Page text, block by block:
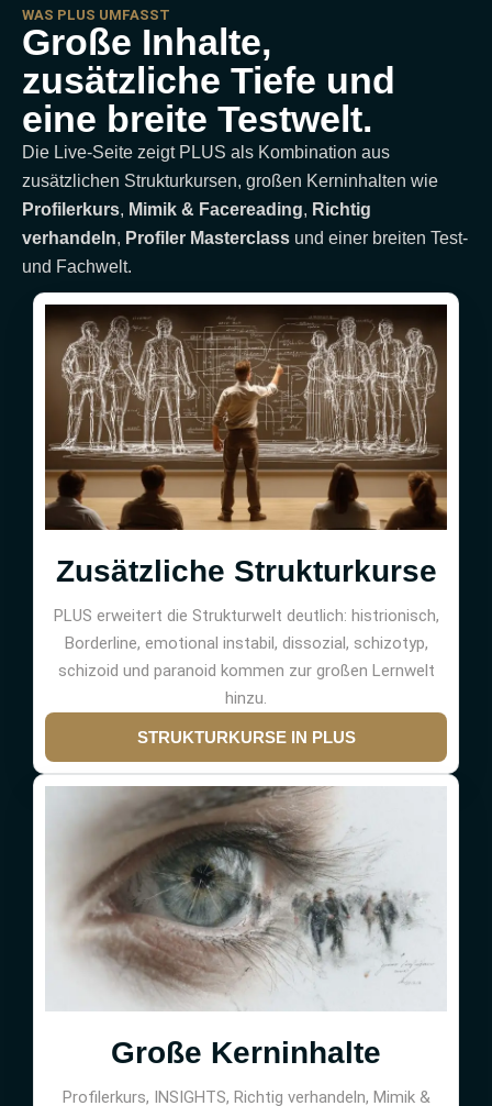
WAS PLUS UMFASST
Große Inhalte,
zusätzliche Tiefe und
eine breite Testwelt.
Die Live-Seite zeigt PLUS als Kombination aus
zusätzlichen Strukturkursen, großen Kerninhalten wie
Profilerkurs, Mimik & Facereading, Richtig
verhandeln, Profiler Masterclass und einer breiten Test-
und Fachwelt.
Zusätzliche Strukturkurse
PLUS erweitert die Strukturwelt deutlich: histrionisch,
Borderline, emotional instabil, dissozial, schizotyp,
schizoid und paranoid kommen zur großen Lernwelt
hinzu.
STRUKTURKURSE IN PLUS
Große Kerninhalte
Profilerkurs, INSIGHTS, Richtig verhandeln, Mimik &